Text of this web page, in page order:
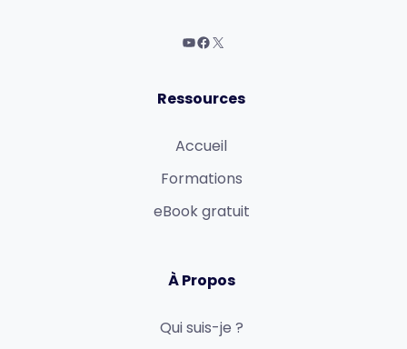
Ressources
Accueil
Formations
eBook gratuit
À Propos
Qui suis-je ?